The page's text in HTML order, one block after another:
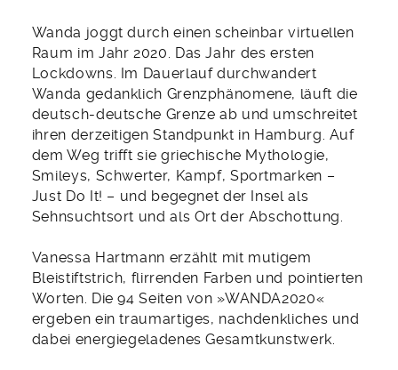
Wanda joggt durch einen scheinbar virtuellen
Raum im Jahr 2020. Das Jahr des ersten
Lockdowns. Im Dauerlauf durchwandert
Wanda gedanklich Grenzphänomene, läuft die
deutsch-deutsche Grenze ab und umschreitet
ihren derzeitigen Standpunkt in Hamburg. Auf
dem Weg trifft sie griechische Mythologie,
Smileys, Schwerter, Kampf, Sportmarken –
Just Do It! – und begegnet der Insel als
Sehnsuchtsort und als Ort der Abschottung.
Vanessa Hartmann erzählt mit mutigem
Bleistiftstrich, flirrenden Farben und pointierten
Worten. Die 94 Seiten von »WANDA2020«
ergeben ein traumartiges, nachdenkliches und
dabei energiegeladenes Gesamtkunstwerk.